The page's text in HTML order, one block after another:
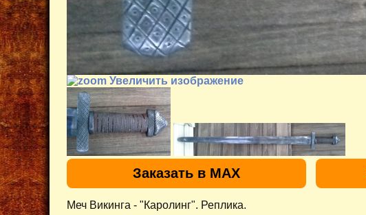
Увеличить изображение
Заказать в MAX
Меч Викинга - "Каролинг". Реплика.